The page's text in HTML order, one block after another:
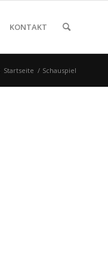
KONTAKT
Startseite / Schauspiel